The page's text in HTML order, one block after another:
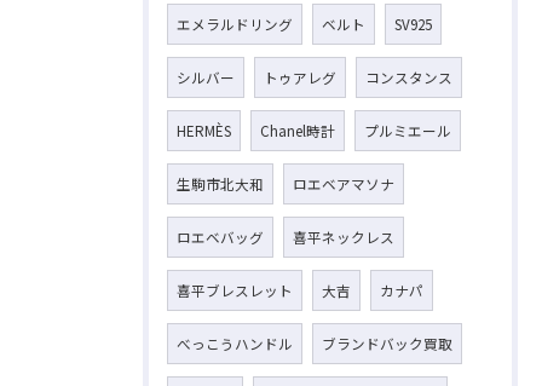
エメラルドリング ベルト SV925
シルバー トゥアレグ コンスタンス
HERMÈS Chanel時計 プルミエール
生駒市北大和 ロエベアマソナ
ロエベバッグ 喜平ネックレス
喜平ブレスレット 大吉 カナパ
べっこうハンドル ブランドバック買取